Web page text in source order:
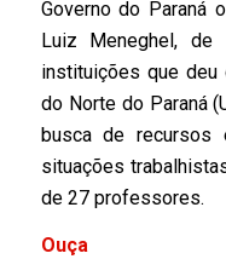
Governo do Paraná
Luiz Meneghel, de
instituições que deu
do Norte do Paraná
busca de recursos
situações
de 27 professores.
Ouça